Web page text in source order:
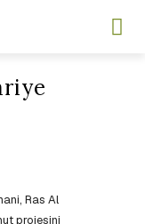
Ras Al
projesini